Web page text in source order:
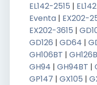
EL142-2515 |
Eventa | EX202-
EX202-3615 |
GD126 | GD64 |
GH106BT |
GH94 | GH94BT |
GP147 | GX105 |